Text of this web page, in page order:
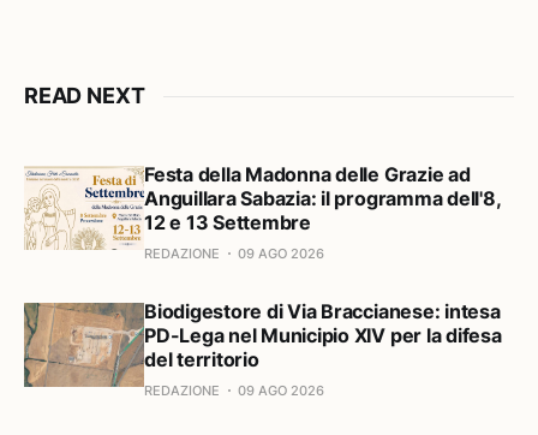
READ NEXT
Festa della Madonna delle Grazie ad
Anguillara Sabazia: il programma dell'8,
12 e 13 Settembre
REDAZIONE 09 AGO 2026
Biodigestore di Via Braccianese: intesa
PD-Lega nel Municipio XIV per la difesa
del territorio
REDAZIONE 09 AGO 2026